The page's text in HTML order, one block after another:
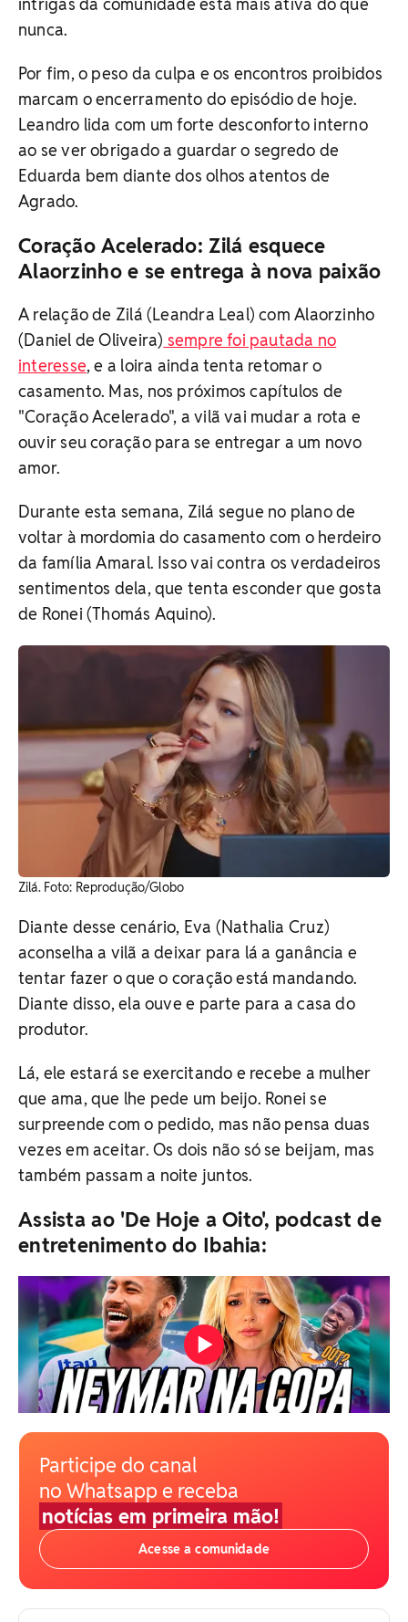
nunca.
Por fim, o peso da culpa e os encontros proibidos
marcam o encerramento do episódio de hoje.
Leandro lida com um forte desconforto interno
ao se ver obrigado a guardar o segredo de
Eduarda bem diante dos olhos atentos de
Agrado.
Coração Acelerado: Zilá esquece
Alaorzinho e se entrega à nova paixão
A relação de Zilá (Leandra Leal) com Alaorzinho
(Daniel de Oliveira) sempre foi pautada no
interesse, e a loira ainda tenta retomar o
casamento. Mas, nos próximos capítulos de
"Coração Acelerado", a vilã vai mudar a rota e
ouvir seu coração para se entregar a um novo
amor.
Durante esta semana, Zilá segue no plano de
voltar à mordomia do casamento com o herdeiro
da família Amaral. Isso vai contra os verdadeiros
sentimentos dela, que tenta esconder que gosta
de Ronei (Thomás Aquino).
Zilá. ​Foto: Reprodução/Globo
Diante desse cenário, Eva (Nathalia Cruz)
aconselha a vilã a deixar para lá a ganância e
tentar fazer o que o coração está mandando.
Diante disso, ela ouve e parte para a casa do
produtor.
Lá, ele estará se exercitando e recebe a mulher
que ama, que lhe pede um beijo. Ronei se
surpreende com o pedido, mas não pensa duas
vezes em aceitar. Os dois não só se beijam, mas
também passam a noite juntos.
Assista ao 'De Hoje a Oito', podcast de
entretenimento do Ibahia:
Participe do canal
no Whatsapp e receba
notícias em primeira mão!
Acesse a comunidade